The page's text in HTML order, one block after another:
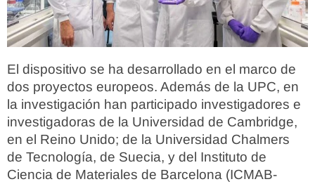
El dispositivo se ha desarrollado en el marco de
dos proyectos europeos. Además de la UPC, en
la investigación han participado investigadores e
investigadoras de la Universidad de Cambridge,
en el Reino Unido; de la Universidad Chalmers
de Tecnología, de Suecia, y del Instituto de
Ciencia de Materiales de Barcelona (ICMAB-